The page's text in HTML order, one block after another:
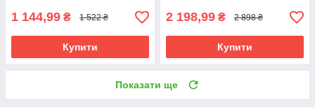
1 144,99 ₴ 1 522 ₴
Купити
2 198,99 ₴ 2 898 ₴
Купити
Показати ще